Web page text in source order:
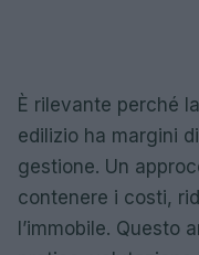
È rilevante perché
edilizio ha margini
gestione. Un
contenere i costi,
l’immobile. Questo